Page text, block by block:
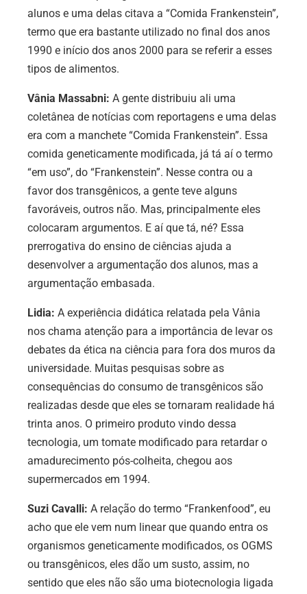
alunos e uma delas citava a “Comida Frankenstein”,
termo que era bastante utilizado no final dos anos
1990 e início dos anos 2000 para se referir a esses
tipos de alimentos.
Vânia Massabni: A gente distribuiu ali uma
coletânea de notícias com reportagens e uma delas
era com a manchete “Comida Frankenstein”. Essa
comida geneticamente modificada, já tá aí o termo
“em uso”, do “Frankenstein”. Nesse contra ou a
favor dos transgênicos, a gente teve alguns
favoráveis, outros não. Mas, principalmente eles
colocaram argumentos. E aí que tá, né? Essa
prerrogativa do ensino de ciências ajuda a
desenvolver a argumentação dos alunos, mas a
argumentação embasada.
Lidia: A experiência didática relatada pela Vânia
nos chama atenção para a importância de levar os
debates da ética na ciência para fora dos muros da
universidade. Muitas pesquisas sobre as
consequências do consumo de transgênicos são
realizadas desde que eles se tornaram realidade há
trinta anos. O primeiro produto vindo dessa
tecnologia, um tomate modificado para retardar o
amadurecimento pós-colheita, chegou aos
supermercados em 1994.
Suzi Cavalli: A relação do termo “Frankenfood”, eu
acho que ele vem num linear que quando entra os
organismos geneticamente modificados, os OGMS
ou transgênicos, eles dão um susto, assim, no
sentido que eles não são uma biotecnologia ligada